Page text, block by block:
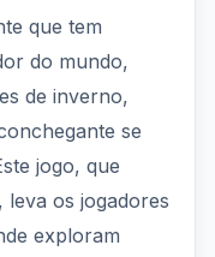
que tem
do mundo,
de inverno,
se
jogo, que
leva os jogadores
exploram